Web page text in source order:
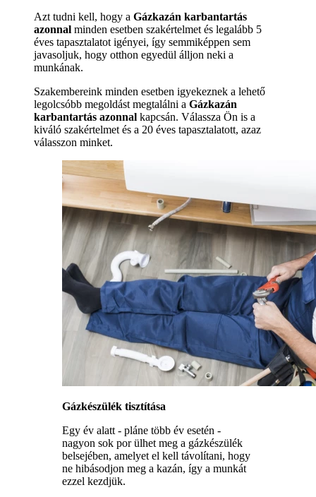
Azt tudni kell, hogy a Gázkazán karbantartás
azonnal minden esetben szakértelmet és legalább 5
éves tapasztalatot igényei, így semmiképpen sem
javasoljuk, hogy otthon egyedül álljon neki a
munkának.
Szakembereink minden esetben igyekeznek a lehető
legolcsóbb megoldást megtalálni a Gázkazán
karbantartás azonnal kapcsán. Válassza Ön is a
kiváló szakértelmet és a 20 éves tapasztalatott, azaz
válasszon minket.
Gázkészülék tisztítása
Egy év alatt - pláne több év esetén -
nagyon sok por ülhet meg a gázkészülék
belsejében, amelyet el kell távolítani, hogy
ne hibásodjon meg a kazán, így a munkát
ezzel kezdjük.